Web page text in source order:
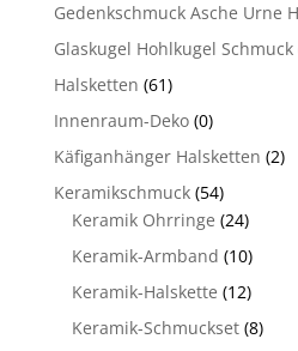
Gedenkschmuck Asche Urne
Glaskugel Hohlkugel Schmuck
Halsketten (61)
Innenraum-Deko (0)
Käfiganhänger Halsketten (2)
Keramikschmuck (54)
Keramik Ohrringe (24)
Keramik-Armband (10)
Keramik-Halskette (12)
Keramik-Schmuckset (8)